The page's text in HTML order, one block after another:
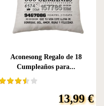
Aconesong Regalo de 18
Cumpleaños para...
13,99 €